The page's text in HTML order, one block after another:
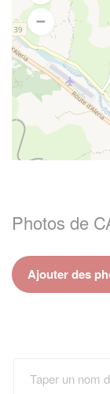
Photos de
Ajouter des